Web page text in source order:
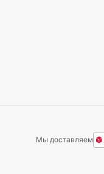
Мы доставляем